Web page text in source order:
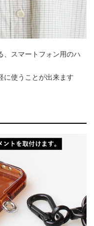
、スマートフォン用のハ
に使うことが出来ます